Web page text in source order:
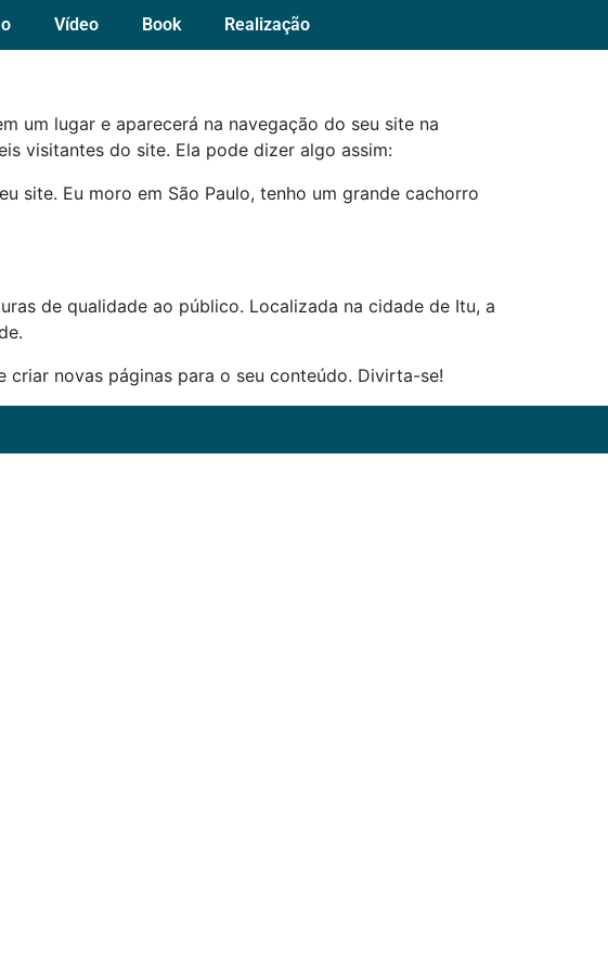
Vídeo Book Realização
um lugar e aparecerá na navegação do seu site na
visitantes do site. Ela pode dizer algo assim:
site. Eu moro em São Paulo, tenho um grande cachorro
de qualidade ao público. Localizada na cidade de Itu, a
criar novas páginas para o seu conteúdo. Divirta-se!